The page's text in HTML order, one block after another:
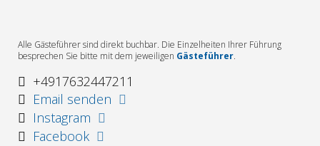
Alle Gästeführer sind direkt buchbar. Die Einzelheiten Ihrer Führung
besprechen Sie bitte mit dem jeweiligen Gästeführer.
+4917632447211
Email senden
Instagram
Facebook